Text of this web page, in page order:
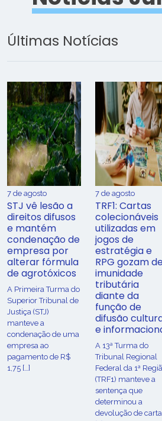
Últimas Notícias
7 de agosto
STJ vê lesão a
direitos difusos
e mantém
condenação de
empresa por
alterar fórmula
de agrotóxicos
​A Primeira Turma do
Superior Tribunal de
Justiça (STJ)
manteve a
condenação de uma
empresa ao
pagamento de R$
1,75 […]
7 de agosto
TRF1: Cartas
colecionáveis
utilizadas em
jogos de
estratégia e
RPG gozam
imunidade
tributária
diante da
função de
difusão
e
A 13ª Turma do
Tribunal Regional
Federal da 1ª
(TRF1) manteve a
sentença que
determinou a
devolução de